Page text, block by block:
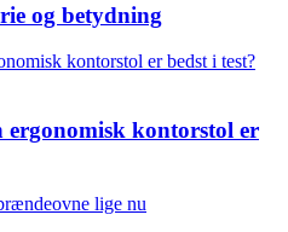
og betydning
kontorstol er